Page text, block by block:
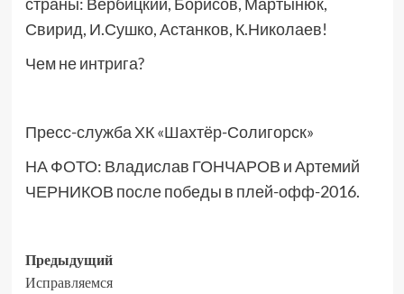
Свирид, И.Сушко, Астанков, К.Николаев!
Чем не интрига?
Пресс-служба ХК «Шахтёр-Солигорск»
НА ФОТО: Владислав ГОНЧАРОВ и Артемий
ЧЕРНИКОВ после победы в плей-офф-2016.
Предыдущий
Исправляемся